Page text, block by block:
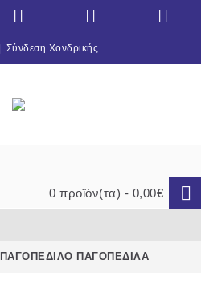
Σύνδεση Χονδρικής
0 προϊόν(τα) - 0,00€
ΠΑΓΟΠΕΔΙΛΟ ΠΑΓΟΠΕΔΙΛΑ